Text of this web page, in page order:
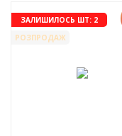
ЗАЛИШИЛОСЬ ШТ: 2
РОЗПРОДАЖ